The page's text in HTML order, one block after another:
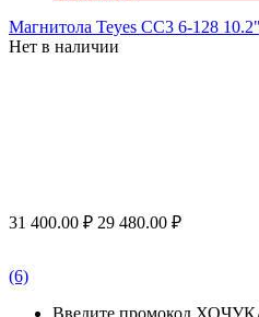
Магнитола Teyes CC3 6-128 10.2"
Нет в наличии
31 400.00 ₽ 29 480.00 ₽
(6)
Введите промокод